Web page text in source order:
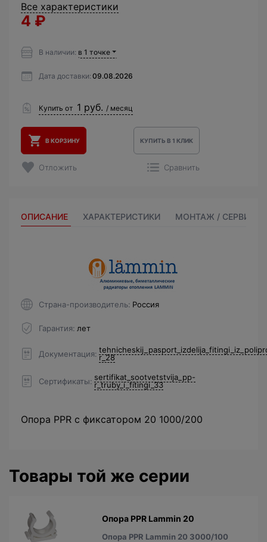
Все характеристики
4 ₽
В наличии: в 1 точке
Дата доставки: 09.08.2026
Купить от 1 руб. / месяц
В КОРЗИНУ КУПИТЬ В 1 КЛИК
Отложить Сравнить
ОПИСАНИЕ ХАРАКТЕРИСТИКИ МОНТАЖ / СЕРВИС
Страна-производитель Россия
Гарантия лет
Документация r_28
Сертификаты sertifikat_sootvetstvija_pp-
r_truby_i_fitingi_33
Опора PPR с фиксатором 20 1000/200
Товары той же серии
Опора PPR Lammin 20
Опора PPR Lammin 20 3000/100